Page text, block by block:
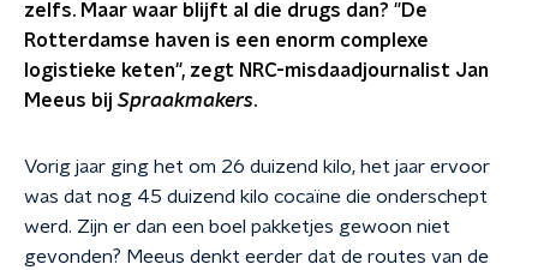
zelfs. Maar waar blijft al die drugs dan? "De
Rotterdamse haven is een enorm complexe
logistieke keten", zegt NRC-misdaadjournalist Jan
Meeus bij Spraakmakers.
Vorig jaar ging het om 26 duizend kilo, het jaar ervoor
was dat nog 45 duizend kilo cocaïne die onderschept
werd. Zijn er dan een boel pakketjes gewoon niet
gevonden? Meeus denkt eerder dat de routes van de